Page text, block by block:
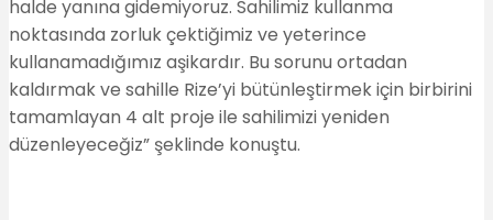
halde yanına gidemiyoruz. Sahilimiz kullanma
noktasında zorluk çektiğimiz ve yeterince
kullanamadığımız aşikardır. Bu sorunu ortadan
kaldırmak ve sahille Rize’yi bütünleştirmek için birbirini
tamamlayan 4 alt proje ile sahilimizi yeniden
düzenleyeceğiz” şeklinde konuştu.